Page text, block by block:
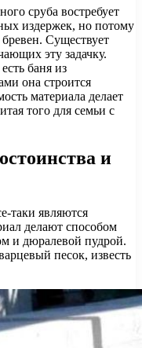
сруба востребует
издержек, но потому
Существует
эту задачку.
баня из
она строится
материала делает
того для семьи с
и
таки являются
делают способом
и дюралевой пудрой.
песок, известь